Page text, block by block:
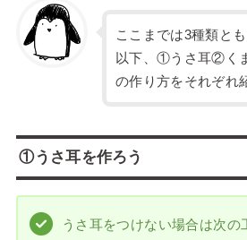
ここまでは3種類と
以下、①うさ耳②く
の作り方をそれぞれ
①うさ耳を作ろう
うさ耳をつけない場合は次の